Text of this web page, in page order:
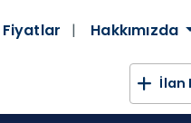
Fiyatlar Hakkımızda
İlan